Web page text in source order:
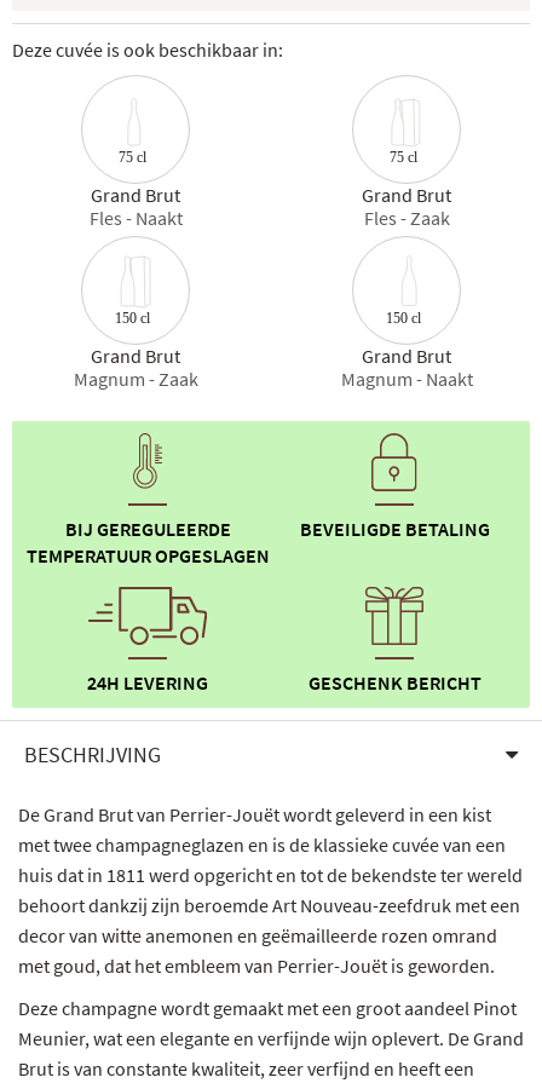
Deze cuvée is ook beschikbaar in:
75 cl
Grand Brut
Fles - Naakt
75 cl
Grand Brut
Fles - Zaak
150 cl
Grand Brut
Magnum - Zaak
150 cl
Grand Brut
Magnum - Naakt
BIJ GEREGULEERDE
TEMPERATUUR OPGESLAGEN
24H LEVERING
BEVEILIGDE BETALING
GESCHENK BERICHT
BESCHRIJVING
De Grand Brut van Perrier-Jouët wordt geleverd in een kist
met twee champagneglazen en is de klassieke cuvée van een
huis dat in 1811 werd opgericht en tot de bekendste ter wereld
behoort dankzij zijn beroemde Art Nouveau-zeefdruk met een
decor van witte anemonen en geëmailleerde rozen omrand
met goud, dat het embleem van Perrier-Jouët is geworden.
Deze champagne wordt gemaakt met een groot aandeel Pinot
Meunier, wat een elegante en verfijnde wijn oplevert. De Grand
Brut is van constante kwaliteit, zeer verfijnd en heeft een